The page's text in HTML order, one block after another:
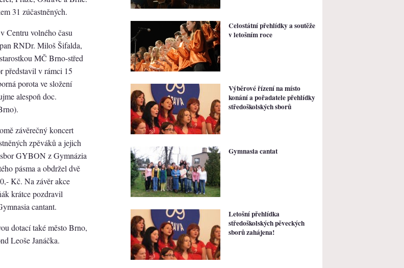
31 zúčastněných.
Centru volného času
RNDr. Miloš Šifalda,
MČ Brno-střed
představil v rámci 15
porota ve složení
alespoň doc.
závěrečný koncert
zpěváků a jejich
GYBON z Gymnázia
pásma a obdržel dvě
Kč. Na závěr akce
krátce pozdravil
cantant.
dotací také město Brno,
Leoše Janáčka.
Celostátní přehlídky a soutěže
v letošním roce
Výběrové řízení na místo
konání a pořadatele přehlídky
středoškolských sborů
Gymnasia cantat
Letošní přehlídka
středoškolských pěveckých
sborů zahájena!